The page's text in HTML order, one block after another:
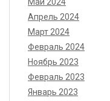
Апрель 2024
Март 2024
Февраль 2024
Ноябрь 2023
Февраль 2023
Январь 2023